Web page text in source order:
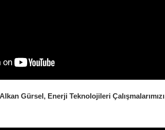
Gürsel, Enerji Teknolojileri Çalışmalarımızı